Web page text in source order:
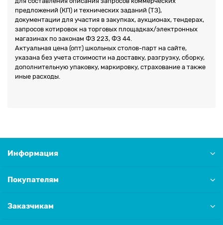
предложений (КП) и технических заданий (ТЗ),
документации для участия в закупках, аукционах, тендерах,
запросов котировок на торговых площадках/электронных
магазинах по законам ФЗ 223, ФЗ 44.
Актуальная цена (опт) школьных столов-парт на сайте,
указана без учета стоимости на доставку, разгрузку, сборку,
дополнительную упаковку, маркировку, страхование а также
иные расходы.
Информация
Покупателям
Заказчикам